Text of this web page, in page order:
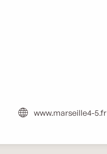
www.marseille4-5.fr